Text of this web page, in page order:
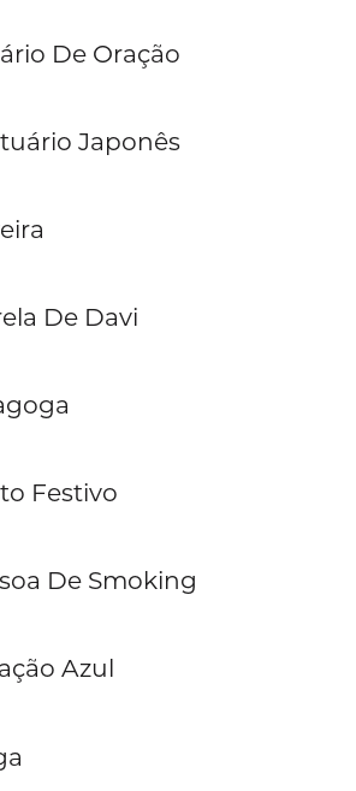
De Oração
Japonês
De Davi
Festivo
De Smoking
Azul